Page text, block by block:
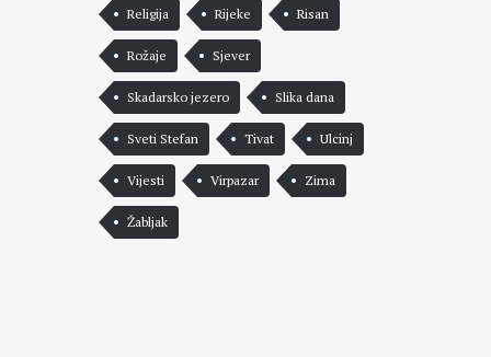
Religija Rijeke Risan
Rožaje Sjever
Skadarsko jezero Slika dana
Sveti Stefan Tivat Ulcinj
Vijesti Virpazar Zima
Žabljak